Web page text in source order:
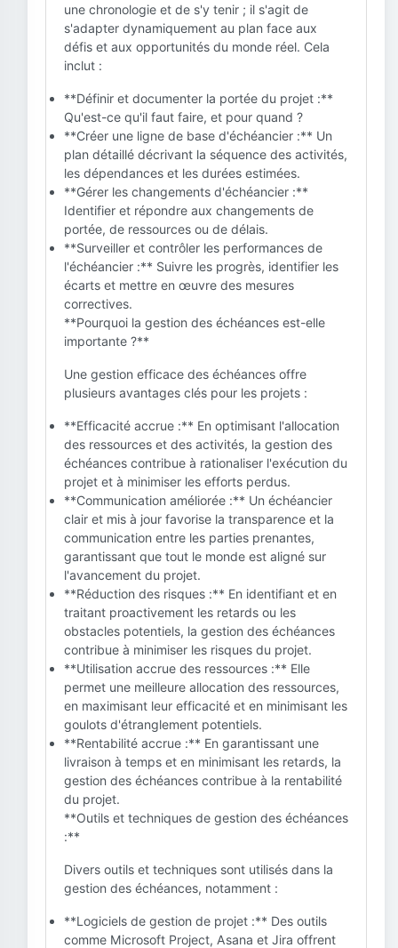
une chronologie et de s'y tenir ; il s'agit de
s'adapter dynamiquement au plan face aux
défis et aux opportunités du monde réel. Cela
inclut :
**Définir et documenter la portée du projet :**
Qu'est-ce qu'il faut faire, et pour quand ?
**Créer une ligne de base d'échéancier :** Un
plan détaillé décrivant la séquence des activités,
les dépendances et les durées estimées.
**Gérer les changements d'échéancier :**
Identifier et répondre aux changements de
portée, de ressources ou de délais.
**Surveiller et contrôler les performances de
l'échéancier :** Suivre les progrès, identifier les
écarts et mettre en œuvre des mesures
correctives.
**Pourquoi la gestion des échéances est-elle
importante ?**
Une gestion efficace des échéances offre
plusieurs avantages clés pour les projets :
**Efficacité accrue :** En optimisant l'allocation
des ressources et des activités, la gestion des
échéances contribue à rationaliser l'exécution du
projet et à minimiser les efforts perdus.
**Communication améliorée :** Un échéancier
clair et mis à jour favorise la transparence et la
communication entre les parties prenantes,
garantissant que tout le monde est aligné sur
l'avancement du projet.
**Réduction des risques :** En identifiant et en
traitant proactivement les retards ou les
obstacles potentiels, la gestion des échéances
contribue à minimiser les risques du projet.
**Utilisation accrue des ressources :** Elle
permet une meilleure allocation des ressources,
en maximisant leur efficacité et en minimisant les
goulots d'étranglement potentiels.
**Rentabilité accrue :** En garantissant une
livraison à temps et en minimisant les retards, la
gestion des échéances contribue à la rentabilité
du projet.
**Outils et techniques de gestion des échéances
:**
Divers outils et techniques sont utilisés dans la
gestion des échéances, notamment :
**Logiciels de gestion de projet :** Des outils
comme Microsoft Project, Asana et Jira offrent